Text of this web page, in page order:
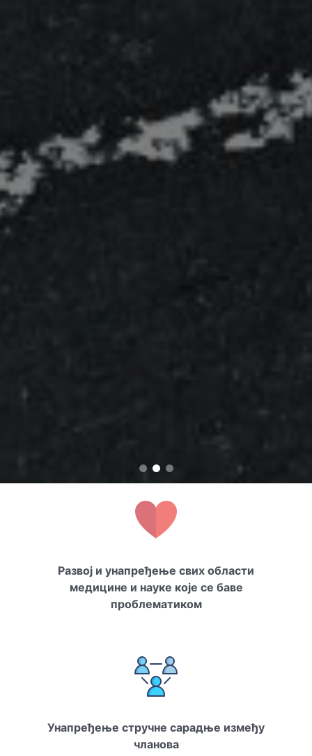
Развој и унапређење свих области
медицине и науке које се баве
проблематиком
Унапређење стручне сарадње између
чланова